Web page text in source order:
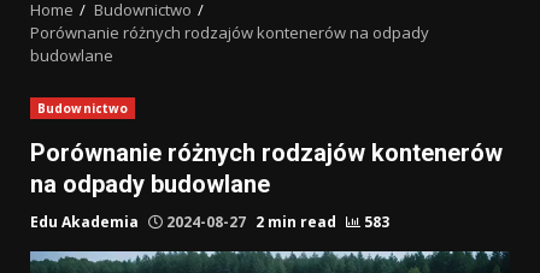
Home
Budownictwo
Porównanie różnych rodzajów kontenerów na odpady
budowlane
Budownictwo
Porównanie różnych rodzajów kontenerów
na odpady budowlane
Edu Akademia 2024-08-27 2 min read 583